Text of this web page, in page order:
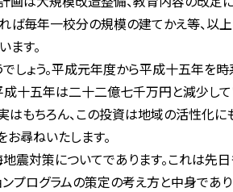
ば毎年一校分の規模の建てかえ等、
す。
でしょう。平成元年度から平成十五年
成十五年は二十二億七千万円と減少し
はもちろん、この投資は地域の活性化
尋ねいたします。
震対策についてであります。これは先
プログラムの策定の考え方と中身であ